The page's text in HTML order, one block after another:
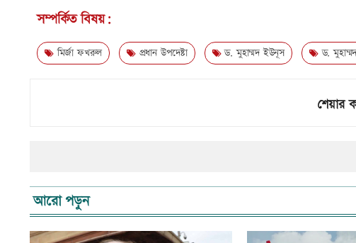
সম্পর্কিত বিষয়:
মির্জা ফখরুল প্রধান উপদেষ্টা ড. মুহাম্মদ ইউনূস ড.
শেয়ার
আরো পড়ুন